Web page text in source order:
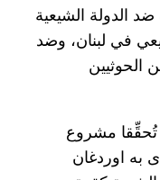
ضد الدولة الشيعية
في لبنان، وضد
الحوثيين
تُحقِّقا مشروع
به اوردغان